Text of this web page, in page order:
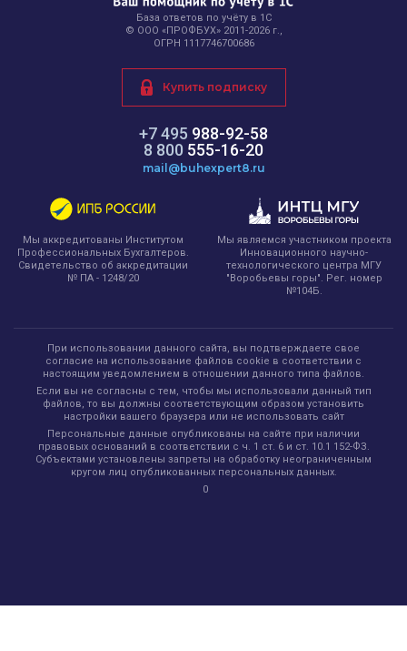
База ответов по учёту в 1С
© ООО «ПРОФБУХ» 2011-2026 г.,
ОГРН 1117746700686
+7 495 988-92-58
8 800 555-16-20
mail@buhexpert8.ru
Купить подписку
Мы аккредитованы Институтом
Профессиональных Бухгалтеров.
Свидетельство об аккредитации
№ ПА - 1248/20
Мы являемся участником проекта
Инновационного научно-
технологического центра МГУ
"Воробьевы горы". Рег. номер
№104Б.
При использовании данного сайта, вы подтверждаете свое
согласие на использование файлов cookie в соответствии с
настоящим уведомлением в отношении данного типа файлов.
Если вы не согласны с тем, чтобы мы использовали данный тип
файлов, то вы должны соответствующим образом установить
настройки вашего браузера или не использовать сайт
Персональные данные опубликованы на сайте при наличии
правовых оснований в соответствии с ч. 1 ст. 6 и ст. 10.1 152-ФЗ.
Субъектами установлены запреты на обработку неограниченным
кругом лиц опубликованных персональных данных.
0